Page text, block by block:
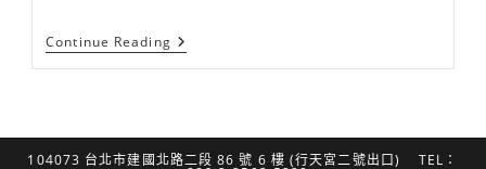
Continue Reading電
商
律
104073 台北市建國北路二段 86 號 6 樓 (行天宮二號出口) TEL：